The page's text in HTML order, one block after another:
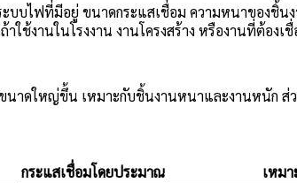
ะบบไฟที่มีอยู่ ขนาดกระแสเชื่อม ความหนาของ
ช้งานในโรงงาน งานโครงสร้าง หรืองานที่ต้องเ
นาดใหญ่ขึ้น เหมาะกับชิ้นงานหนาและงานหนัก ส่
กระแสเชื่อมโดยประมาณ
เหม